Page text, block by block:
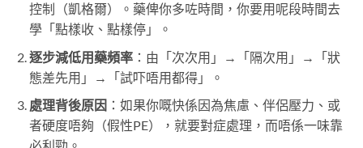
控制（凱格爾）。藥俾你多咗時間，你要用呢段時間去
學「點樣收、點樣停」。
逐步減低用藥頻率：由「次次用」→「隔次用」→「狀
態差先用」→「試吓唔用都得」。
處理背後原因 ：如果你嘅快係因為焦慮、伴侶壓力、或
者硬度唔夠（假性PE），就要對症處理，而唔係一味靠